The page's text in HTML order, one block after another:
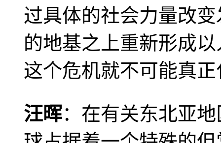
过具体的社会力量改
的地基之上重新形成
这个危机就不可能真
汪晖：在有关东北亚